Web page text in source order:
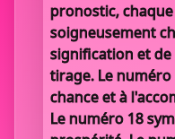
pronostic,
soigneusement
signification et
tirage. Le numéro
chance et à
Le numéro 18